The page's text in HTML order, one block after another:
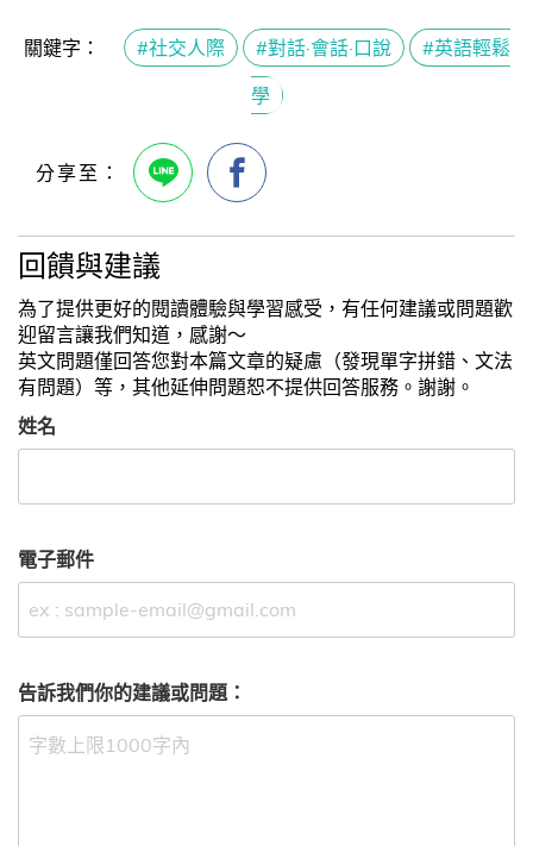
關鍵字： #社交人際 #對話·會話·口說
#英語輕鬆
學
回饋與建議
為了提供更好的閱讀體驗與學習感受，有任何建議或問題歡
迎留言讓我們知道，感謝～
英文問題僅回答您對本篇文章的疑慮（發現單字拼錯、文法
有問題）等，其他延伸問題恕不提供回答服務。謝謝。
姓名
電子郵件
告訴我們你的建議或問題：